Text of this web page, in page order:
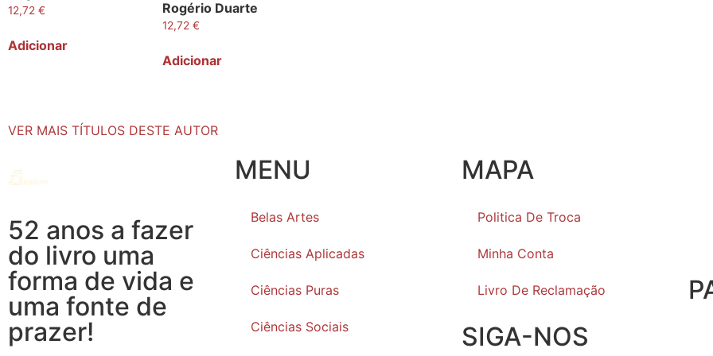
12,72 €
Adicionar
Rogério Duarte
12,72 €
Adicionar
VER MAIS TÍTULOS DESTE AUTOR
52 anos a fazer
do livro uma
forma de vida e
uma fonte de
prazer!
MENU
Belas Artes
Ciências Aplicadas
Ciências Puras
Ciências Sociais
MAPA
Politica De Troca
Minha Conta
Livro De Reclamação
SIGA-NOS